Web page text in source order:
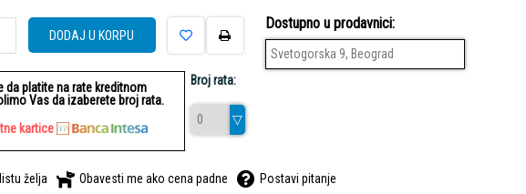
DODAJ U KORPU
da platite na rate kreditnom
Vas da izaberete broj rata.
kartice
Broj rata:
Dostupno u prodavnici:
Svetogorska 9, Beograd
želja Obavesti me ako cena padne Postavi pitanje